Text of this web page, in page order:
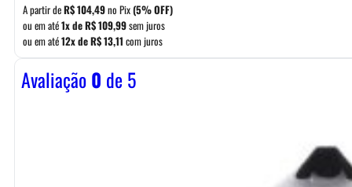
A partir deR$104,49no Pix(5% OFF)
ou em até1x deR$109,99sem juros
ou em até12x deR$13,11 com juros
Avaliação0 de 5